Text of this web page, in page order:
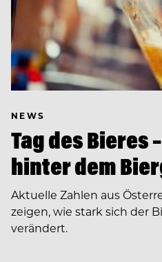
NEWS
Tag des Bieres
hinter dem
Aktuelle Zahlen aus
zeigen, wie stark sich der
verändert.